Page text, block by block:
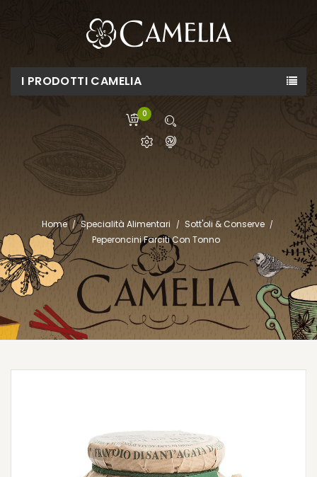
I PRODOTTI CAMELIA
0
Home Specialità Alimentari
Sott'oli & Conserve
Peperoncini Farciti Con Tonno